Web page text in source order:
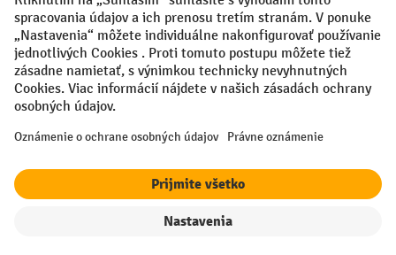
Facebook
YouTube
LinkedIn
Nastavenia ochrany osobných údajov
All prices excl. VAT plusshipping costsand possible delivery charges,
¹ Zľava platí do vypredania zásob. Zľava sa nevzťahuje na špeciálne